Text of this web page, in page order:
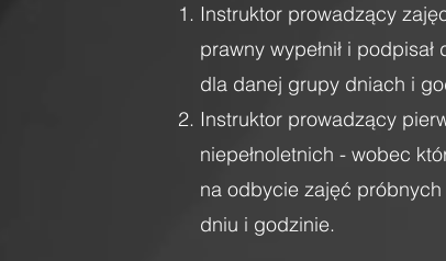
Instruktor prowadzący
prawny wypełnił i
dla danej grupy dniach i
Instruktor prowadzący
niepełnoletnich - wobec
na odbycie zajęć
dniu i godzinie.